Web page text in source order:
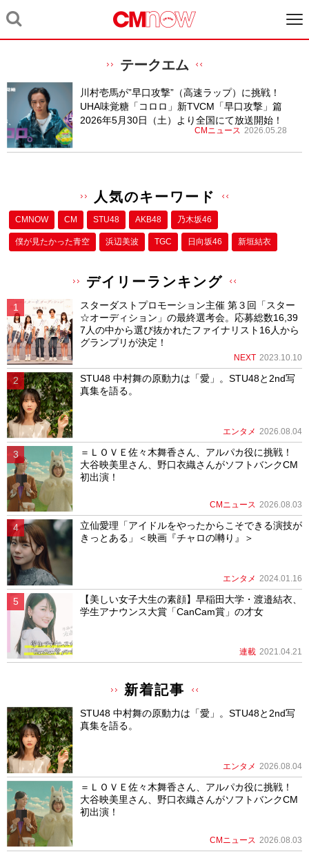
テークエム
川村壱馬が”早口攻撃”（高速ラップ）に挑戦！
UHA味覚糖「コロロ」新TVCM「早口攻撃」篇
2026年5月30日（土）より全国にて放送開始！
CMニュース 2026.05.28
人気のキーワード
CMNOW CM STU48 AKB48 乃木坂46
僕が⾒たかった⻘空 浜辺美波 TGC 日向坂46 新垣結衣
デイリーランキング
スターダストプロモーション主催 第３回「スター
☆オーディション」の最終選考会。応募総数16,39
7人の中から選び抜かれたファイナリスト16人から
グランプリが決定！
NEXT 2023.10.10
STU48 中村舞の原動力は「愛」。STU48と2nd写
真集を語る。
エンタメ 2026.08.04
＝ＬＯＶＥ佐々木舞香さん、アルパカ役に挑戦！
大谷映美里さん、野口衣織さんがソフトバンクCM
初出演！
CMニュース 2026.08.03
立仙愛理「アイドルをやったからこそできる演技が
きっとある」＜映画『チャロの囀り』＞
エンタメ 2024.01.16
【美しい女子大生の素顔】早稲田大学・渡邉結衣、
学生アナウンス大賞「CanCam賞」の才女
連載 2021.04.21
新着記事
STU48 中村舞の原動力は「愛」。STU48と2nd写
真集を語る。
エンタメ 2026.08.04
＝ＬＯＶＥ佐々木舞香さん、アルパカ役に挑戦！
大谷映美里さん、野口衣織さんがソフトバンクCM
初出演！
CMニュース 2026.08.03